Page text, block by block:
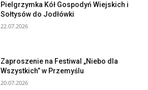
Pielgrzymka Kół Gospodyń Wiejskich i
Sołtysów do Jodłówki
22.07.2026
Zaproszenie na Festiwal „Niebo dla
Wszystkich” w Przemyślu
20.07.2026